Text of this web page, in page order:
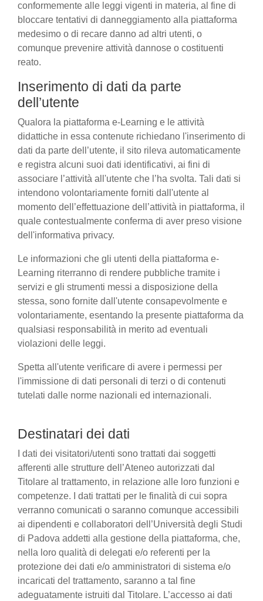
conformemente alle leggi vigenti in materia, al fine di
bloccare tentativi di danneggiamento alla piattaforma
medesimo o di recare danno ad altri utenti, o
comunque prevenire attività dannose o costituenti
reato.
Inserimento di dati da parte
dell’utente
Qualora la piattaforma e-Learning e le attività
didattiche in essa contenute richiedano l'inserimento di
dati da parte dell’utente, il sito rileva automaticamente
e registra alcuni suoi dati identificativi, ai fini di
associare l’attività all'utente che l’ha svolta. Tali dati si
intendono volontariamente forniti dall'utente al
momento dell’effettuazione dell’attività in piattaforma, il
quale contestualmente conferma di aver preso visione
dell'informativa privacy.
Le informazioni che gli utenti della piattaforma e-
Learning riterranno di rendere pubbliche tramite i
servizi e gli strumenti messi a disposizione della
stessa, sono fornite dall'utente consapevolmente e
volontariamente, esentando la presente piattaforma da
qualsiasi responsabilità in merito ad eventuali
violazioni delle leggi.
Spetta all'utente verificare di avere i permessi per
l'immissione di dati personali di terzi o di contenuti
tutelati dalle norme nazionali ed internazionali.
Destinatari dei dati
I dati dei visitatori/utenti sono trattati dai soggetti
afferenti alle strutture dell’Ateneo autorizzati dal
Titolare al trattamento, in relazione alle loro funzioni e
competenze. I dati trattati per le finalità di cui sopra
verranno comunicati o saranno comunque accessibili
ai dipendenti e collaboratori dell’Università degli Studi
di Padova addetti alla gestione della piattaforma, che,
nella loro qualità di delegati e/o referenti per la
protezione dei dati e/o amministratori di sistema e/o
incaricati del trattamento, saranno a tal fine
adeguatamente istruiti dal Titolare. L’accesso ai dati